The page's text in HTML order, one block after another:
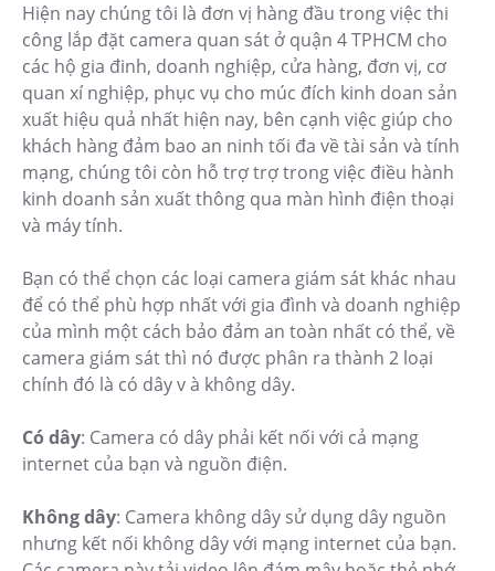
Hiện nay chúng tôi là đơn vị hàng đầu trong việc thi
công lắp đặt camera quan sát ở quận 4 TPHCM cho
các hộ gia đinh, doanh nghiệp, cửa hàng, đơn vị, cơ
quan xí nghiệp, phục vụ cho múc đích kinh doan sản
xuất hiệu quả nhất hiện nay, bên cạnh việc giúp cho
khách hàng đảm bao an ninh tối đa về tài sản và tính
mạng, chúng tôi còn hỗ trợ trợ trong việc điều hành
kinh doanh sản xuất thông qua màn hình điện thoại
và máy tính.
Bạn có thể chọn các loại camera giám sát khác nhau
để có thể phù hợp nhất với gia đình và doanh nghiệp
của mình một cách bảo đảm an toàn nhất có thể, về
camera giám sát thì nó được phân ra thành 2 loại
chính đó là có dây v à không dây.
Có dây: Camera có dây phải kết nối với cả mạng
internet của bạn và nguồn điện.
Không dây: Camera không dây sử dụng dây nguồn
nhưng kết nối không dây với mạng internet của bạn.